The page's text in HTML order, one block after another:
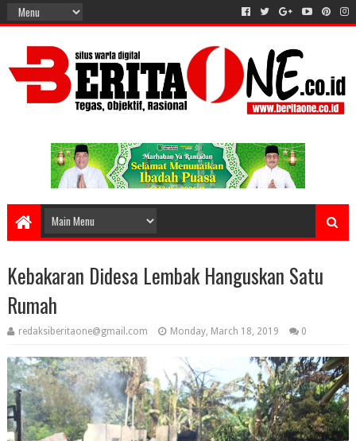
Kebakaran Didesa Lembak Hanguskan Satu
Rumah
redaksiberitaone@gmail.com Monday, March 18, 2019 0